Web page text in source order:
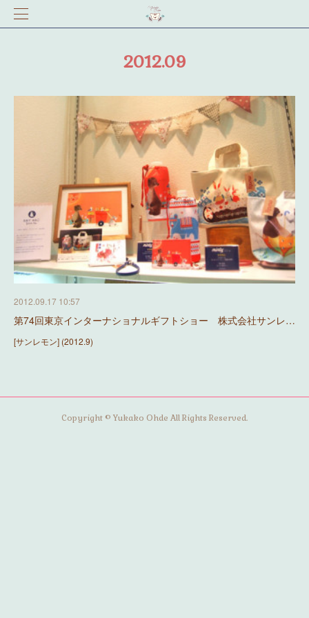
2012.09
2012.09.17 10:57
第74回東京インターナショナルギフトショー 株式会社サンレ…
[サンレモン] (2012.9)
Copyright © Yukako Ohde All Rights Reserved.